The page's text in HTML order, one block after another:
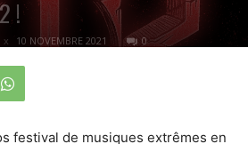
!
10 NOVEMBRE 2021 0
festival de musiques extrêmes en